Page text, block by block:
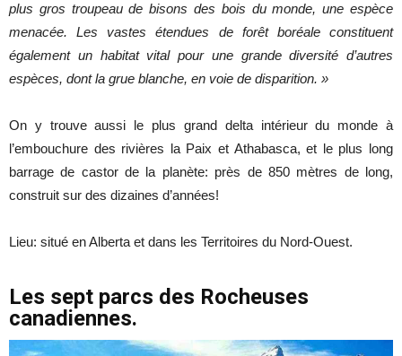
plus gros troupeau de bisons des bois du monde, une espèce
menacée. Les vastes étendues de forêt boréale constituent
également un habitat vital pour une grande diversité d’autres
espèces, dont la grue blanche, en voie de disparition. »
On y trouve aussi le plus grand delta intérieur du monde à
l’embouchure des rivières la Paix et Athabasca, et le plus long
barrage de castor de la planète: près de 850 mètres de long,
construit sur des dizaines d’années!
Lieu: situé en Alberta et dans les Territoires du Nord-Ouest.
Les sept parcs des Rocheuses
canadiennes.